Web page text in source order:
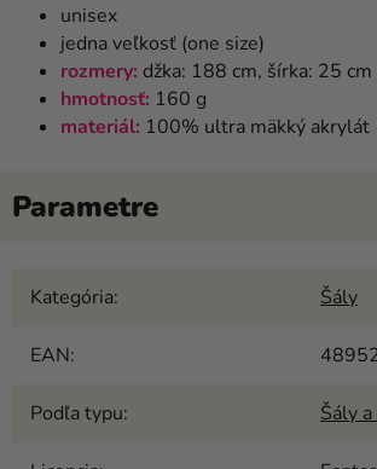
unisex
jedna veľkosť (one size)
rozmery: džka: 188 cm, šírka: 25 cm
hmotnosť: 160 g
materiál: 100% ultra mäkký akrylát
Kategória: Šály
EAN:
Podľa typu: Šály